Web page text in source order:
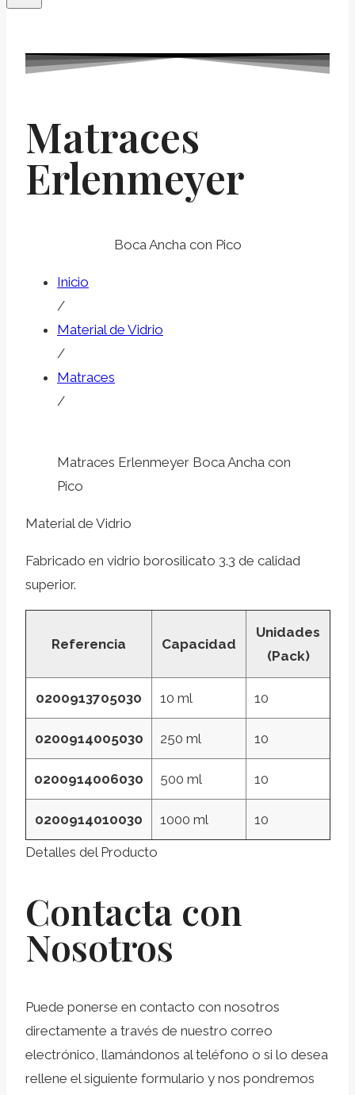
Matraces
Erlenmeyer
Boca Ancha con Pico
Inicio
/
Material de Vidrio
/
Matraces
/
Matraces Erlenmeyer Boca Ancha con
Pico
Material de Vidrio
Fabricado en vidrio borosilicato 3.3 de calidad
superior.
Referencia Capacidad
Unidades
(Pack)
0200913705030 10 ml 10
0200914005030 250 ml 10
0200914006030 500 ml 10
0200914010030 1000 ml 10
Detalles del Producto
Contacta con
Nosotros
Puede ponerse en contacto con nosotros
directamente a través de nuestro correo
electrónico, llamándonos al teléfono o si lo desea
rellene el siguiente formulario y nos pondremos